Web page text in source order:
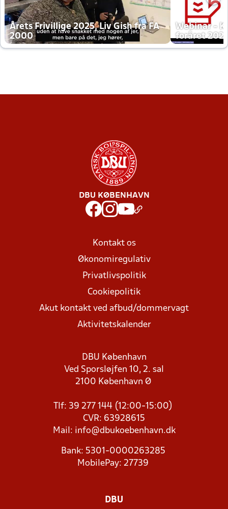
Årets Frivillige 2025, Liv Gish fra FA
2000
Webinar -
foråret
DBU KØBENHAVN
Kontakt os
Økonomiregulativ
Privatlivspolitik
Cookiepolitik
Akut kontakt ved afbud/dommervagt
Aktivitetskalender
DBU København
Ved Sporsløjfen 10, 2. sal
2100 København Ø
Tlf: 39 277 144 (12:00-15:00)
CVR: 63928615
Mail: info@dbukoebenhavn.dk
Bank: 5301-0000263285
MobilePay: 27739
DBU